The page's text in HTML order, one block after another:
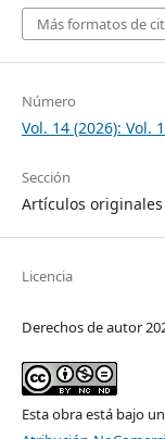
Más formatos de
Número
Vol. 14 (2026): Vol.
Sección
Artículos originales
Licencia
Derechos de autor
Esta obra está bajo